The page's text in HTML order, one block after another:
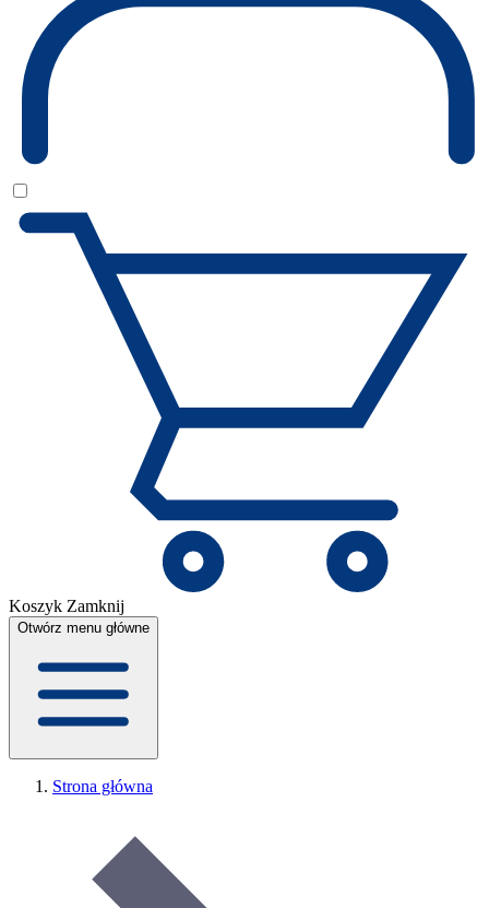
Koszyk Zamknij
Otwórz menu główne
Strona główna